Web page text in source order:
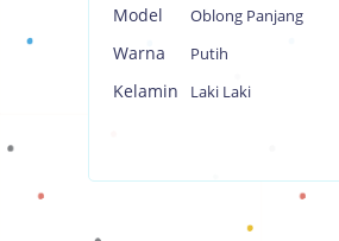
Model Oblong Panjang
Warna Putih
Kelamin Laki Laki